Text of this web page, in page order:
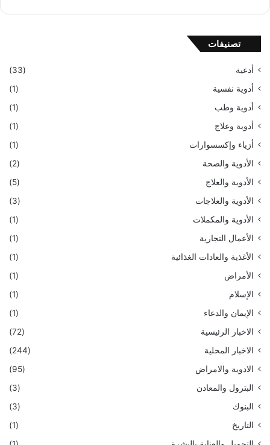
تصنيفات
أدعية
(33)
أدوية نفسية
(1)
أدوية وطب
(1)
أدوية وعلاج
(1)
أزياء وإكسسوارات
(1)
الأدوية والصحة
(2)
الأدوية والعلاج
(5)
الأدوية والعلاجات
(3)
الأدوية والمكملات
(1)
الأعمال التجارية
(1)
الأغذية والعادات الغذائية
(1)
الأمراض
(1)
الإسلام
(1)
الإيمان والدعاء
(1)
الاخبار الرئيسية
(72)
الاخبار المحلية
(244)
الادوية والامراض
(95)
البترول والمعادن
(3)
البنوك
(3)
التاريخ
(1)